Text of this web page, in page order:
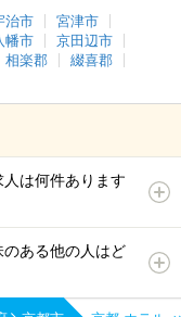
治市
宮津市
幡市
京田辺市
相楽郡
綴喜郡
は何件あります
ある他の人はど